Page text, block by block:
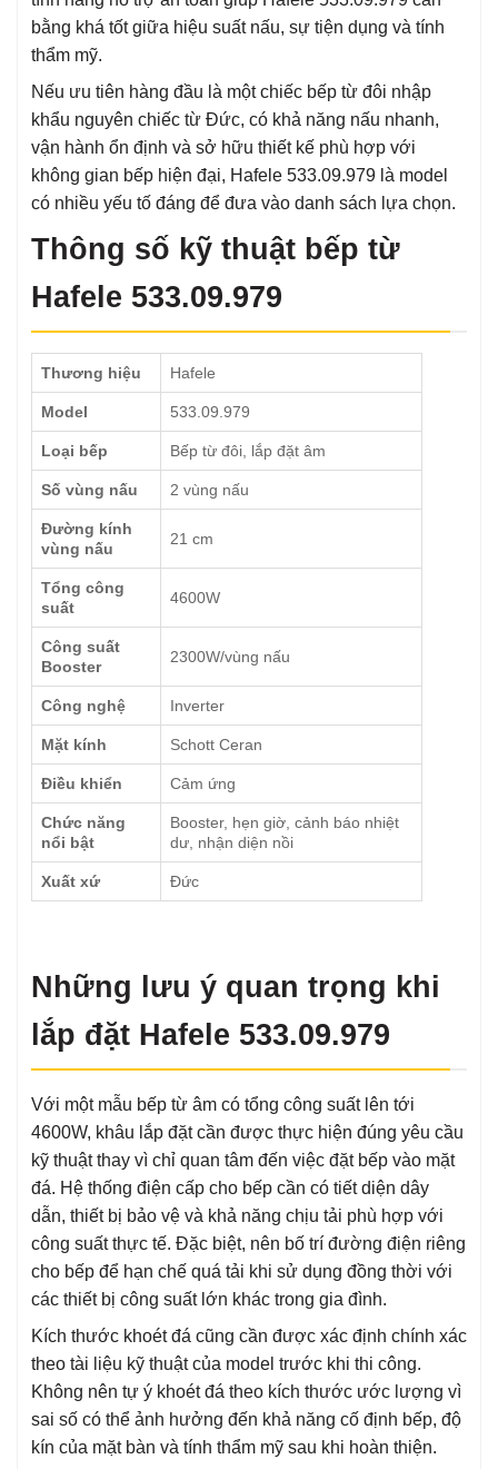
bằng khá tốt giữa hiệu suất nấu, sự tiện dụng và tính
thẩm mỹ.
Nếu ưu tiên hàng đầu là một chiếc bếp từ đôi nhập
khẩu nguyên chiếc từ Đức, có khả năng nấu nhanh,
vận hành ổn định và sở hữu thiết kế phù hợp với
không gian bếp hiện đại, Hafele 533.09.979 là model
có nhiều yếu tố đáng để đưa vào danh sách lựa chọn.
Thông số kỹ thuật bếp từ
Hafele 533.09.979
Thương hiệu Hafele
Model 533.09.979
Loại bếp Bếp từ đôi, lắp đặt âm
Số vùng nấu 2 vùng nấu
Đường kính
vùng nấu
21 cm
Tổng công
suất
4600W
Công suất
Booster
2300W/vùng nấu
Công nghệ Inverter
Mặt kính Schott Ceran
Điều khiển Cảm ứng
Chức năng
nổi bật
Booster, hẹn giờ, cảnh báo nhiệt
dư, nhận diện nồi
Xuất xứ Đức
Những lưu ý quan trọng khi
lắp đặt Hafele 533.09.979
Với một mẫu bếp từ âm có tổng công suất lên tới
4600W, khâu lắp đặt cần được thực hiện đúng yêu cầu
kỹ thuật thay vì chỉ quan tâm đến việc đặt bếp vào mặt
đá. Hệ thống điện cấp cho bếp cần có tiết diện dây
dẫn, thiết bị bảo vệ và khả năng chịu tải phù hợp với
công suất thực tế. Đặc biệt, nên bố trí đường điện riêng
cho bếp để hạn chế quá tải khi sử dụng đồng thời với
các thiết bị công suất lớn khác trong gia đình.
Kích thước khoét đá cũng cần được xác định chính xác
theo tài liệu kỹ thuật của model trước khi thi công.
Không nên tự ý khoét đá theo kích thước ước lượng vì
sai số có thể ảnh hưởng đến khả năng cố định bếp, độ
kín của mặt bàn và tính thẩm mỹ sau khi hoàn thiện.